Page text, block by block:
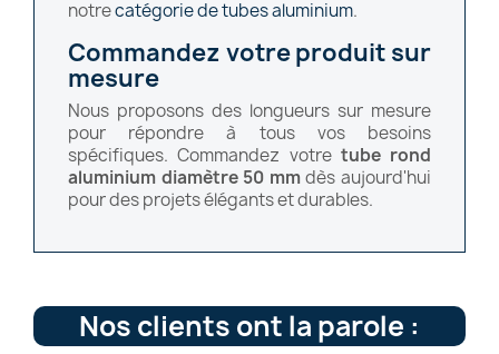
notrecatégorie de tubes aluminium.
Commandez votre produit sur
mesure
Nous proposons des longueurs sur mesure
pour répondre à tous vos besoins
spécifiques. Commandez votre tube rond
aluminium diamètre 50 mmdès aujourd'hui
pour des projets élégants et durables.
Nos clients ont la parole :